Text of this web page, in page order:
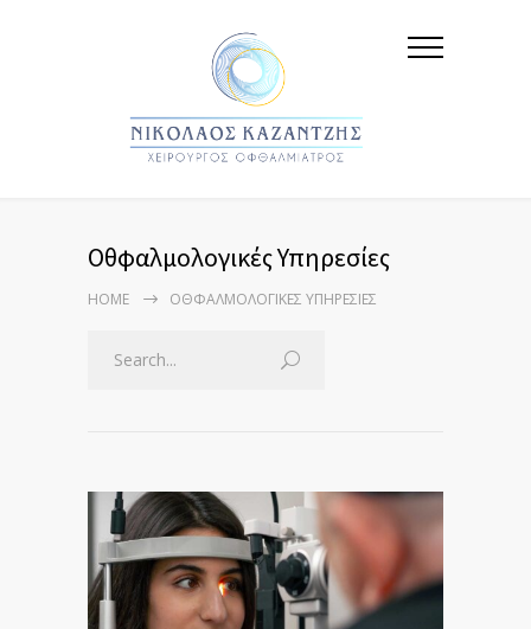
Οθφαλμολογικές Υπηρεσίες
HOME ΟΘΦΑΛΜΟΛΟΓΙΚΈΣ ΥΠΗΡΕΣΊΕΣ